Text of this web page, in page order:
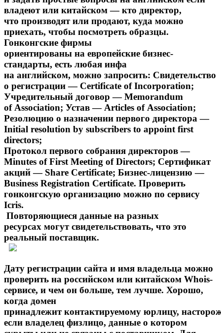
владеют или китайском — кто директор,
что производят или продают, куда можно
приехать, чтобы посмотреть образцы.
Гонконгские фирмы
ориентированы на европейские бизнес-
стандарты, есть любая инфа
на английском, можно запросить: Свидетельство
о регистрации — Certificate of Incorporation;
Учредительный договор — Memorandum
of Association; Устав — Articles of Association;
Резолюцию о назначении первого директора —
Initial resolution by subscribers to appoint first
directors;
Протокол первого собрания директоров —
Minutes of First Meeting of Directors; Сертификат
акций — Share Certificate; Бизнес-лицензию —
Business Registration Certificate. Проверить
гонконгскую организацию можно по сервису
Icris.
Повторяющиеся данные на разных
ресурсах могут свидетельствовать, что это
реальный поставщик.
Дату регистрации сайта и имя владельца можно
проверить на российском или китайском Whois-
сервисе, и чем он больше, тем лучше. Хорошо,
когда домен
принадлежит контактируемому юрлицу,
если владелец физлицо, данные о котором